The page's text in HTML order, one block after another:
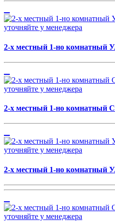
уточняйте у менеджера
2-х местный 1-но комнатный
уточняйте у менеджера
2-х местный 1-но комнатный
уточняйте у менеджера
2-х местный 1-но комнатный
уточняйте у менеджера